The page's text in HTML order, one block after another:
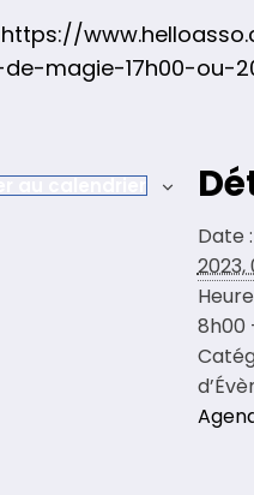
https://
magie-17h00-ou-
Date :
2023,
8h00